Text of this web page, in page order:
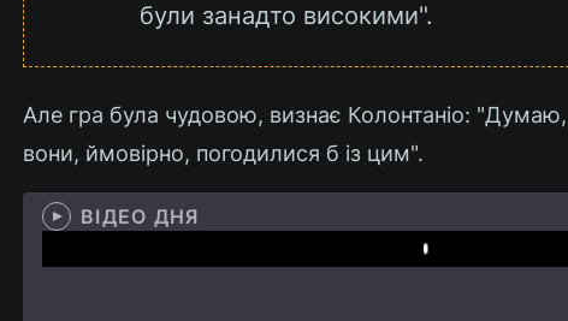
були занадто високими".
Але гра була чудовою, визнає Колонтаніо: "Думаю,
вони, ймовірно, погодилися б із цим".
ВІДЕО ДНЯ
Play